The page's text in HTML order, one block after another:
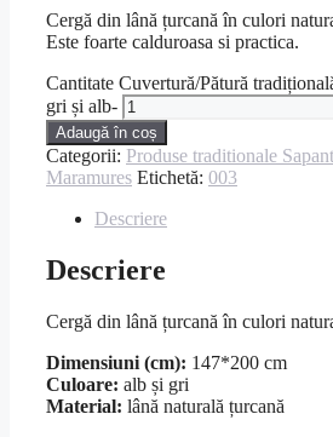
Cergă din lână țurcană în culori
Este foarte calduroasa si practica.
Cantitate Cuvertură/Pătură
gri și alb-
Adaugă în coș
Categorii: Produse traditionale
Maramures Etichetă: 003
Descriere
Descriere
Cergă din lână țurcană în culori
Dimensiuni (cm): 147*200 cm
Culoare: alb și gri
Material: lână naturală țurcană